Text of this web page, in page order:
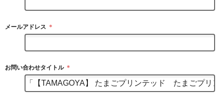
メールアドレス ＊
お問い合わせタイトル ＊